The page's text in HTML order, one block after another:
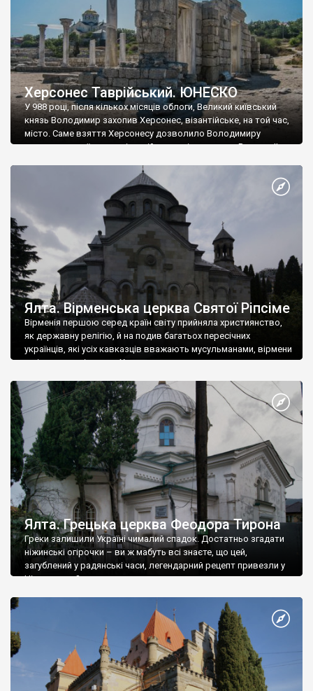
Херсонес Таврійський. ЮНЕСКО
У 988 році, після кількох місяців облоги, Великий київський
князь Володимир захопив Херсонес, візантійське, на той час,
місто. Саме взяття Херсонесу дозволило Володимиру
диктувати свої умови візантійському імператору Василю ІІ, та
Херсонесі Володимир-язичник, став Василем-християнином.
А потім було Хрещення Русі. На честь Херсонесу Таврійського
Ялта. Вірменська церква Святої Ріпсіме
Вірменія першою серед країн світу прийняла християнство,
як державну релігію, й на подив багатьох пересічних
українців, які усіх кавказців вважають мусульманами, вірмени
є відданими вірянами Христа
Ялта. Грецька церква Феодора Тирона
Греки залишили Україні чималий спадок. Достатньо згадати
ніжинські огірочки – ви ж мабуть всі знаєте, що цей,
загублений у радянські часи, легендарний рецепт привезли у
Ніжин греки?